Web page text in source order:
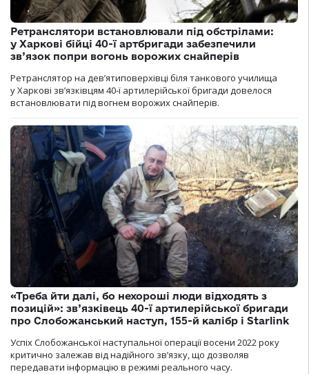
Ретранслятори встановлювали під обстрілами:
у Харкові бійці 40-ї артбригади забезпечили
зв’язок попри вогонь ворожих снайперів
Ретранслятор на дев’ятиповерхівці біля танкового училища
у Харкові зв’язківцям 40-ї артилерійської бригади довелося
встановлювати під вогнем ворожих снайперів.
«Треба йти далі, бо нехороші люди відходять з
позицій»: зв’язківець 40-ї артилерійської бригади
про Слобожанський наступ, 155-й калібр і Starlink
Успіх Слобожанської наступальної операції восени 2022 року
критично залежав від надійного зв’язку, що дозволяв
передавати інформацію в режимі реального часу.